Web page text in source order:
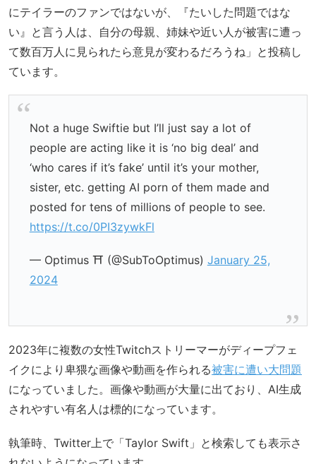
にテイラーのファンではないが、『たいした問題ではな
い』と言う人は、自分の母親、姉妹や近い人が被害に遭っ
て数百万人に見られたら意見が変わるだろうね」と投稿し
ています。
Not a huge Swiftie but I’ll just say a lot of
people are acting like it is ‘no big deal’ and
‘who cares if it’s fake’ until it’s your mother,
sister, etc. getting AI porn of them made and
posted for tens of millions of people to see.
https://t.co/0PI3zywkFl
— Optimus ⛩️ (@SubToOptimus) January 25,
2024
2023年に複数の女性Twitchストリーマーがディープフェ
イクにより卑猥な画像や動画を作られる被害に遭い大問題
になっていました。画像や動画が大量に出ており、AI生成
されやすい有名人は標的になっています。
執筆時、Twitter上で「Taylor Swift」と検索しても表示さ